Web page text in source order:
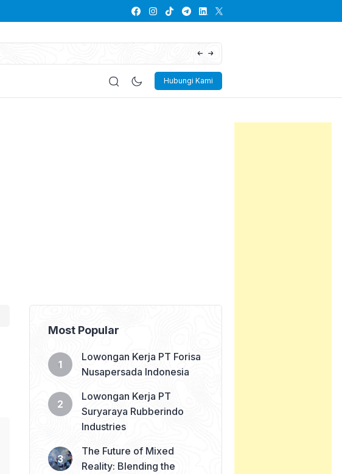
Lowongan Kerja PT Kayaba Indonesia
Hubungi Kami
Most Popular
Lowongan Kerja PT Forisa
Nusapersada Indonesia
Lowongan Kerja PT
Suryaraya Rubberindo
Industries
The Future of Mixed
Reality: Blending the